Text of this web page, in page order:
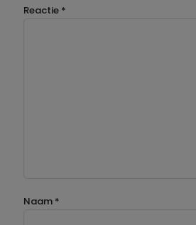
Reactie *
Naam *